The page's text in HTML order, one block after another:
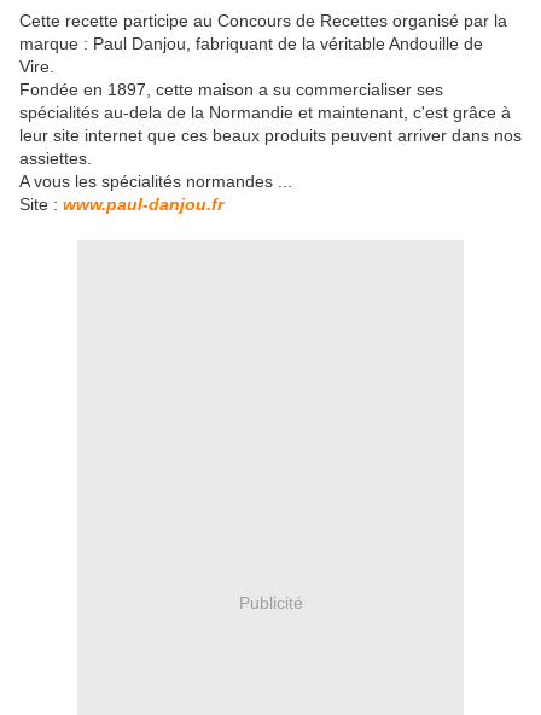
Cette recette participe au Concours de Recettes organisé par la
marque : Paul Danjou, fabriquant de la véritable Andouille de
Vire.
Fondée en 1897, cette maison a su commercialiser ses
spécialités au-dela de la Normandie et maintenant, c'est grâce à
leur site internet que ces beaux produits peuvent arriver dans nos
assiettes.
A vous les spécialités normandes ...
Site : www.paul-danjou.fr
Publicité